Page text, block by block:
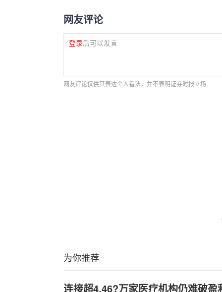
网友评论
登录后可以发言
网友评论仅供其表达个人看法，并不表明证券时报立场
为你推荐
连接超4.46?万家医疗机构仍难破